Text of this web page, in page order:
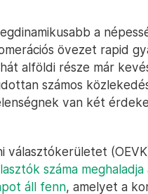
a
övezet rapid
alföldi része már
számos
van két
választókerületet
száma
áll fenn, amelyet a